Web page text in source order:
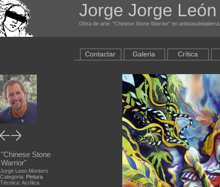
Jorge Jorge
Obra de arte: "Chinese Stone Warrior" en
"Chinese Stone
Warrior"
Jorge Leon Montero
Categoria: Pintura
Técnica: Acrílica
Contactar Galeria Crítica